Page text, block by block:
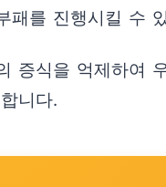
패를 진행시킬 수
증식을 억제하여
니다.